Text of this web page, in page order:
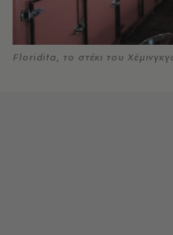
Floridita, το στέκι του